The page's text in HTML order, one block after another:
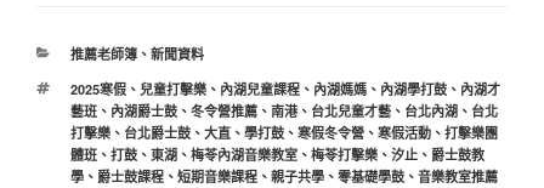
分
推薦老師簿、 新聞資料
標
籤
2025寒假、 兒童打擊樂、 內湖兒童課程、 內湖媽媽、 內湖學打鼓、 內湖才
藝班、 內湖爵士鼓、 冬令營推薦、 南港、 台北兒童才藝、 台北內湖 、 台北
打擊樂、 台北爵士鼓、 大直、 學打鼓、 寒假冬令營、 寒假活動、 打擊樂團
體班、 打鼓、 東湖 、 梅苓內湖音樂教室、 梅苓打擊樂、 汐止、 爵士鼓教
學、 爵士鼓課程、 短期音樂課程、 親子共學、 零基礎學鼓、 音樂教室推薦